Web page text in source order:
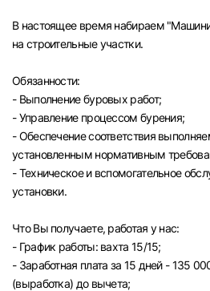
Уфа
В настоящее время набираем
на строительные участки.
Обязанности:
- Выполнение буровых работ;
- Управление процессом бурения;
- Обеспечение соответствия
установленным нормативным
- Техническое и вспомогательное
установки.
Что Вы получаете, работая у нас:
- График работы: вахта 15/15;
- Заработная плата за 15 дней - 135
(выработка) до вычета;